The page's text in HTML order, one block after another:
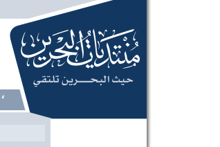
منتديات